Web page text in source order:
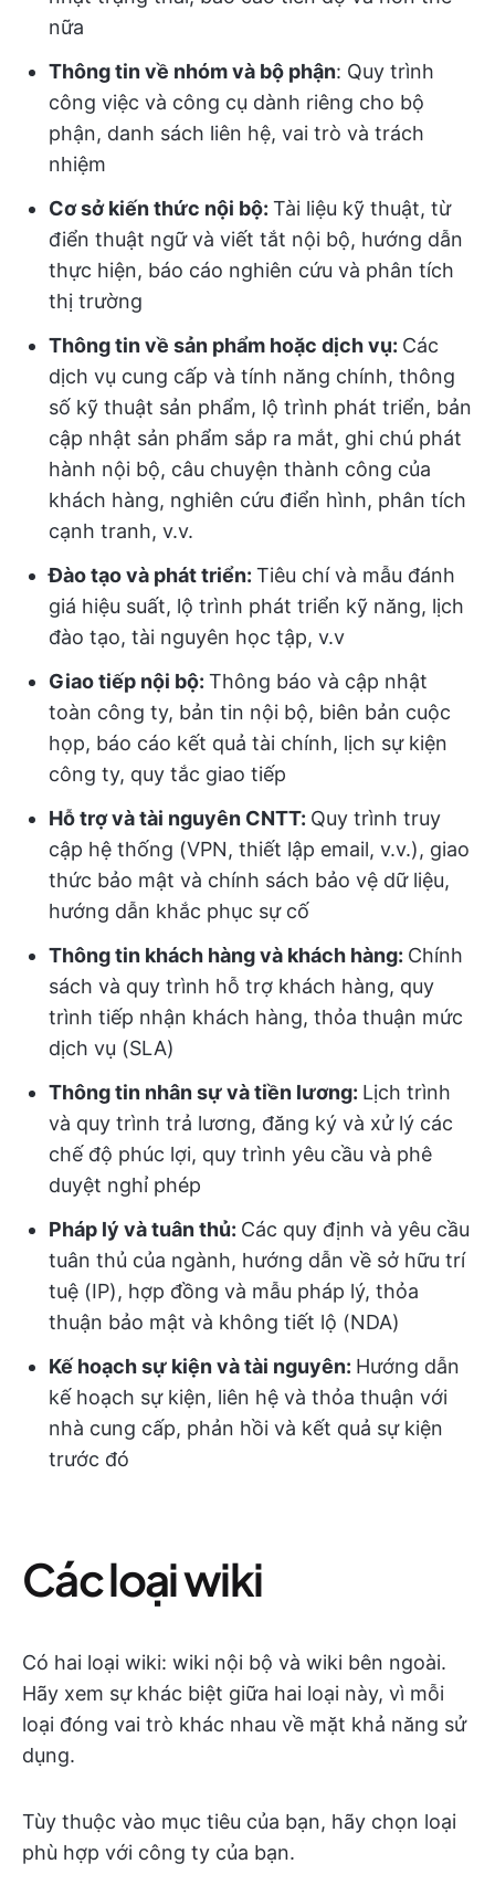
nữa
Thông tin về nhóm và bộ phận: Quy trình
công việc và công cụ dành riêng cho bộ
phận, danh sách liên hệ, vai trò và trách
nhiệm
Cơ sở kiến thức nội bộ: Tài liệu kỹ thuật, từ
điển thuật ngữ và viết tắt nội bộ, hướng dẫn
thực hiện, báo cáo nghiên cứu và phân tích
thị trường
Thông tin về sản phẩm hoặc dịch vụ: Các
dịch vụ cung cấp và tính năng chính, thông
số kỹ thuật sản phẩm, lộ trình phát triển, bản
cập nhật sản phẩm sắp ra mắt, ghi chú phát
hành nội bộ, câu chuyện thành công của
khách hàng, nghiên cứu điển hình, phân tích
cạnh tranh, v.v.
Đào tạo và phát triển: Tiêu chí và mẫu đánh
giá hiệu suất, lộ trình phát triển kỹ năng, lịch
đào tạo, tài nguyên học tập, v.v
Giao tiếp nội bộ: Thông báo và cập nhật
toàn công ty, bản tin nội bộ, biên bản cuộc
họp, báo cáo kết quả tài chính, lịch sự kiện
công ty, quy tắc giao tiếp
Hỗ trợ và tài nguyên CNTT: Quy trình truy
cập hệ thống (VPN, thiết lập email, v.v.), giao
thức bảo mật và chính sách bảo vệ dữ liệu,
hướng dẫn khắc phục sự cố
Thông tin khách hàng và khách hàng: Chính
sách và quy trình hỗ trợ khách hàng, quy
trình tiếp nhận khách hàng, thỏa thuận mức
dịch vụ (SLA)
Thông tin nhân sự và tiền lương: Lịch trình
và quy trình trả lương, đăng ký và xử lý các
chế độ phúc lợi, quy trình yêu cầu và phê
duyệt nghỉ phép
Pháp lý và tuân thủ: Các quy định và yêu cầu
tuân thủ của ngành, hướng dẫn về sở hữu trí
tuệ (IP), hợp đồng và mẫu pháp lý, thỏa
thuận bảo mật và không tiết lộ (NDA)
Kế hoạch sự kiện và tài nguyên: Hướng dẫn
kế hoạch sự kiện, liên hệ và thỏa thuận với
nhà cung cấp, phản hồi và kết quả sự kiện
trước đó
Các loại wiki
Có hai loại wiki: wiki nội bộ và wiki bên ngoài.
Hãy xem sự khác biệt giữa hai loại này, vì mỗi
loại đóng vai trò khác nhau về mặt khả năng sử
dụng.
Tùy thuộc vào mục tiêu của bạn, hãy chọn loại
phù hợp với công ty của bạn.